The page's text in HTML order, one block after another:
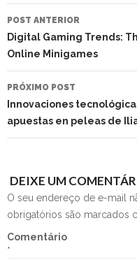
NAVEGAÇÃO
DO
POST
POST ANTERIOR
Digital Gaming Trends:
Online Minigames
PRÓXIMO POST
Innovaciones
apuestas en peleas de
DEIXE UM
O seu endereço de e-mail
obrigatórios são marcados
Comentário
*